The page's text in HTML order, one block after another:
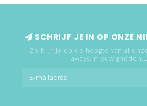
SCHRIJF JE IN OP ONZE
Zo blijf je op de hoogte van al
aways,